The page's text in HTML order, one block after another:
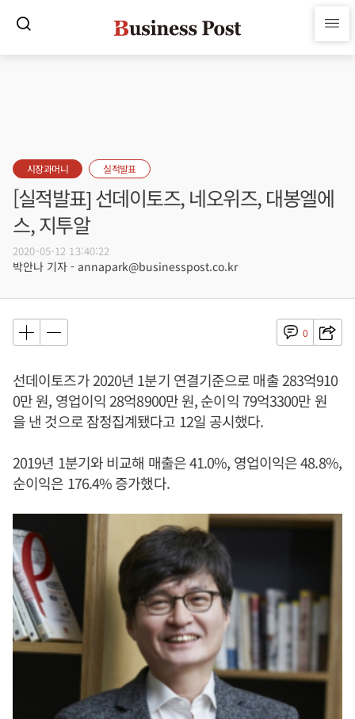
시장과머니 실적발표
[실적발표] 선데이토즈, 네오위즈, 대봉엘에
스, 지투알
2020-05-12 13:40:22
박안나 기자 - annapark@businesspost.co.kr
0
선데이토즈가 2020년 1분기 연결기준으로 매출 283억910
0만 원, 영업이익 28억8900만 원, 순이익 79억3300만 원
을 낸 것으로 잠정집계됐다고 12일 공시했다.
2019년 1분기와 비교해 매출은 41.0%, 영업이익은 48.8%,
순이익은 176.4% 증가했다.